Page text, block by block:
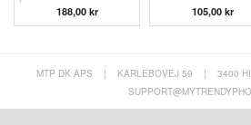
188,00 kr 105,00 kr
MTP DK APS | KARLEBOVEJ 59 | 3400